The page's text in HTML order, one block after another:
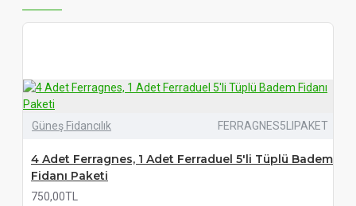
Güneş Fidancılık FERRAGNES5LIPAKET
4 Adet Ferragnes, 1 Adet Ferraduel 5'li Tüplü Badem
Fidanı Paketi
750,00TL